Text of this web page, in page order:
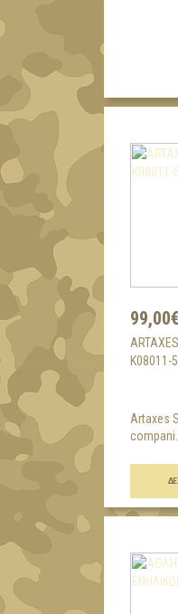
99,00€
K08011-
Artaxes
compani...